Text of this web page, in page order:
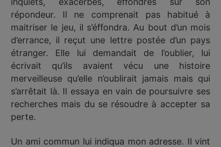
répondeur. Il ne comprenait pas habitué à
maitriser le jeu, il s’éffondra. Au bout d’un mois
d’errance, il reçut une lettre postée d’un pays
étranger. Elle lui demandait de l’oublier, lui
écrivait qu’ils avaient vécu une histoire
merveilleuse qu’elle n’oublirait jamais mais qui
s’arrêtait là. Il essaya en vain de poursuivre ses
recherches mais du se résoudre à accepter sa
perte.
Un ami commun lui indiqua mon adresse. Il vint